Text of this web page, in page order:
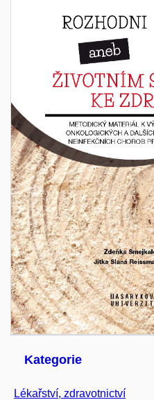
Kategorie
Lékařství, zdravotnictví